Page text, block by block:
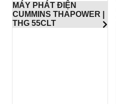
MÁY PHÁT ĐIỆN
CUMMINS THAPOWER |
THG 55CLT